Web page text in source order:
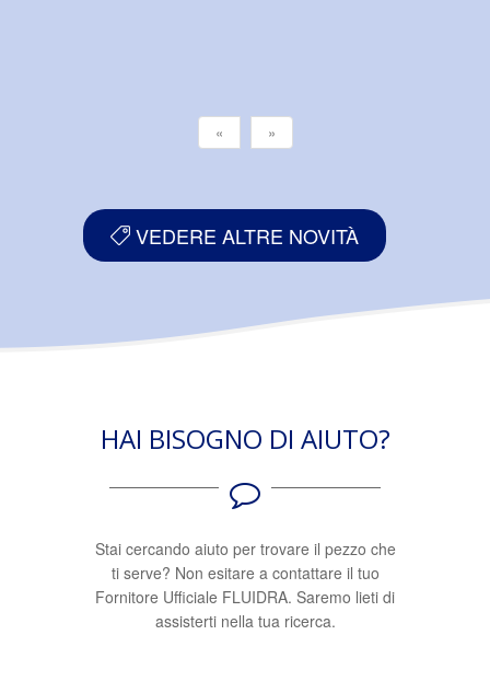
« »
VEDERE ALTRE NOVITÀ
HAI BISOGNO DI AIUTO?
Stai cercando aiuto per trovare il pezzo che
ti serve? Non esitare a contattare il tuo
Fornitore Ufficiale FLUIDRA. Saremo lieti di
assisterti nella tua ricerca.